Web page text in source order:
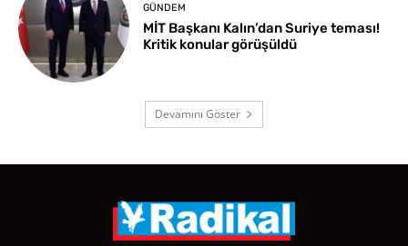
GÜNDEM
MİT Başkanı Kalın’dan Suriye teması!
Kritik konular görüşüldü
Devamını Göster